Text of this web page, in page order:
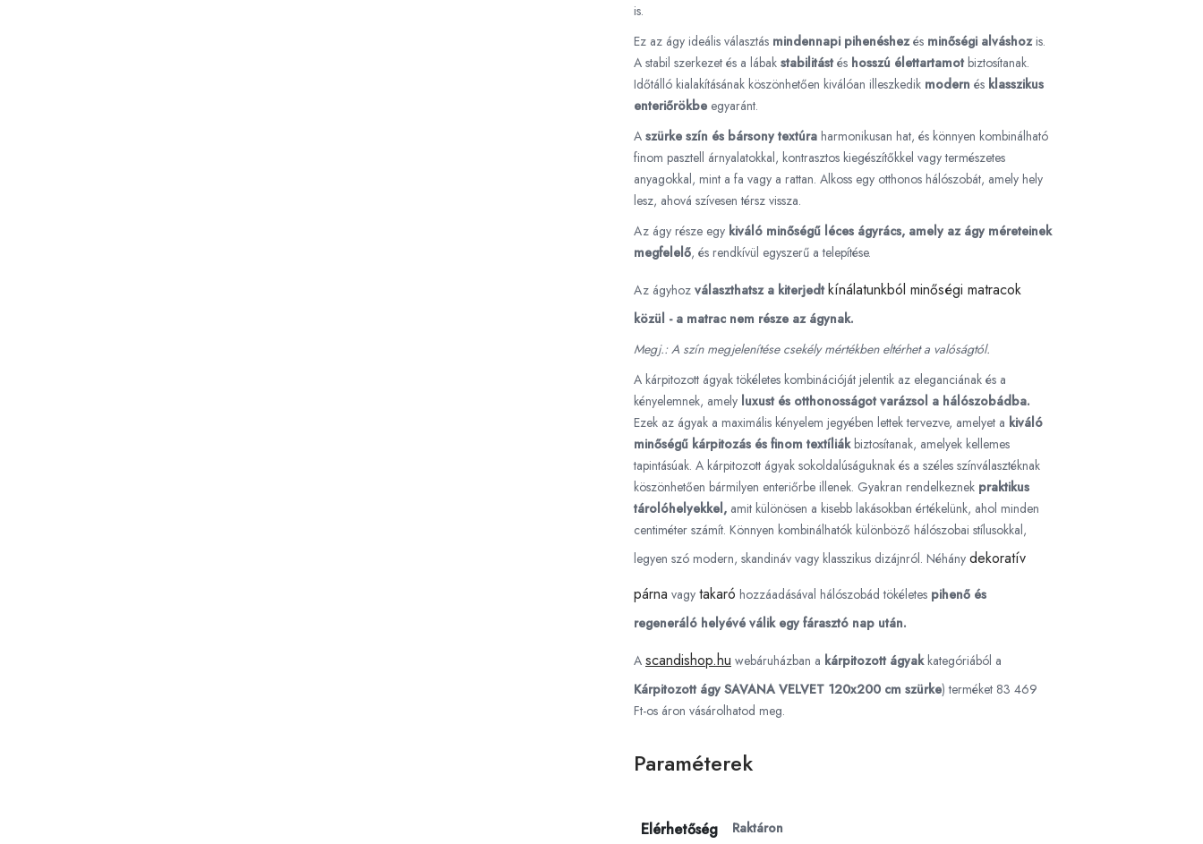
is.
Ez az ágy ideális választás mindennapi pihenéshezés minőségi alváshozis.
A stabil szerkezet és a lábak stabilitástés hosszú élettartamotbiztosítanak.
Időtálló kialakításának köszönhetően kiválóan illeszkedik modern és klasszikus
enteriőrökbe egyaránt.
A szürke szín és bársony textúra harmonikusan hat, és könnyen kombinálható
finom pasztell árnyalatokkal, kontrasztos kiegészítőkkel vagy természetes
anyagokkal, mint a fa vagy a rattan. Alkoss egy otthonos hálószobát, amely hely
lesz, ahová szívesen térsz vissza.
Az ágy része egy kiváló minőségű léces ágyrács, amely az ágy méreteinek
megfelelő, és rendkívül egyszerű a telepítése.
Az ágyhoz választhatsz a kiterjedtkínálatunkból minőségi matracok
közül - a matrac nem része az ágynak.
Megj.: A szín megjelenítése csekély mértékben eltérhet a valóságtól.
A kárpitozott ágyak tökéletes kombinációját jelentik az eleganciának és a
kényelemnek, amely luxust és otthonosságot varázsol a hálószobádba.
Ezek az ágyak a maximális kényelem jegyében lettek tervezve, amelyet a kiváló
minőségű kárpitozás és finom textíliákbiztosítanak, amelyek kellemes
tapintásúak. A kárpitozott ágyak sokoldalúságuknak és a széles színválasztéknak
köszönhetően bármilyen enteriőrbe illenek. Gyakran rendelkeznek praktikus
tárolóhelyekkel, amit különösen a kisebb lakásokban értékelünk, ahol minden
centiméter számít. Könnyen kombinálhatók különböző hálószobai stílusokkal,
legyen szó modern, skandináv vagy klasszikus dizájnról. Néhány dekoratív
párna vagy takaró hozzáadásával hálószobád tökéletes pihenő és
regeneráló helyévé válik egy fárasztó nap után.
A scandishop.hu webáruházban a kárpitozott ágyakkategóriából a
Kárpitozott ágy SAVANA VELVET 120x200 cm szürke) terméket 83 469
Ft-os áron vásárolhatod meg.
Paraméterek
Elérhetőség Raktáron